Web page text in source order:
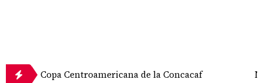
Centroamericana de la Concacaf Nathalee